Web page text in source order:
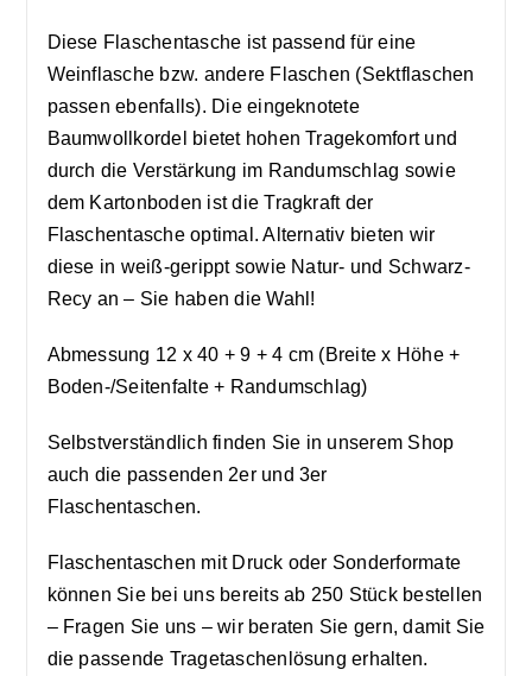
Diese Flaschentasche ist passend für eine
Weinflasche bzw. andere Flaschen (Sektflaschen
passen ebenfalls). Die eingeknotete
Baumwollkordel bietet hohen Tragekomfort und
durch die Verstärkung im Randumschlag sowie
dem Kartonboden ist die Tragkraft der
Flaschentasche optimal. Alternativ bieten wir
diese in weiß-gerippt sowie Natur- und Schwarz-
Recy an – Sie haben die Wahl!
Abmessung 12 x 40 + 9 + 4 cm (Breite x Höhe +
Boden-/Seitenfalte + Randumschlag)
Selbstverständlich finden Sie in unserem Shop
auch die passenden 2er und 3er
Flaschentaschen.
Flaschentaschen mit Druck oder Sonderformate
können Sie bei uns bereits ab 250 Stück bestellen
– Fragen Sie uns – wir beraten Sie gern, damit Sie
die passende Tragetaschenlösung erhalten.